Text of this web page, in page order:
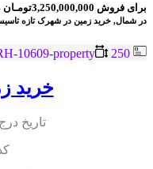
برای فروش 3,250,000,000تومـان
در شمال, خرید زمین در شهرک تازه
250 متر مربع
خرید
تاریخ درج